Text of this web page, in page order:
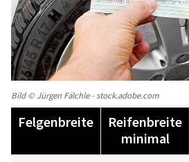
Bild © Jürgen Fälchle - stock.adobe.com
Felgenbreite
Reifenbreite
minimal